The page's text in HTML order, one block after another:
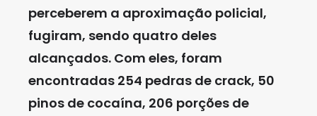
perceberem a aproximação policial,
fugiram, sendo quatro deles
alcançados. Com eles, foram
encontradas 254 pedras de crack, 50
pinos de cocaína, 206 porções de